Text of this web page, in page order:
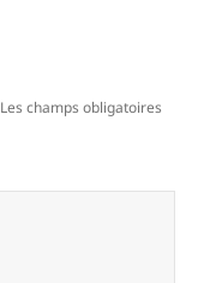
Les champs obligatoires